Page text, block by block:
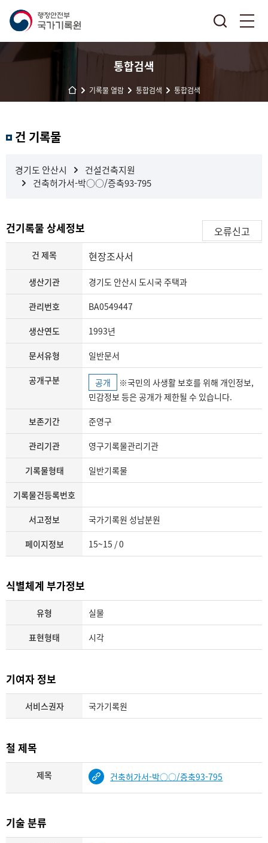
통합검색
기록물 열람 통합검색 통합검색
과 건 기록물
경기도 안산시
건설건축지원
건축허가서-박○○/증축93-795
건기록물 상세정보 오류신고
건 제목 현장조사서
생산기관 경기도 안산시 도시국 주택과
관리번호 BA0549447
생산연도 1993년
문서유형 일반문서
공개구분 공개
민감정보 등은 공개가 제한될 수 있습니다.
보존기간 준영구
관리기관 영구기록물관리기관
기록물형태 일반기록물
기록물건등록번호
서고정보 국가기록원 성남분원
페이지정보 15~15 / 0
식별체계 부가정보
유형 실물
표현형태 시각
기여자 정보
서비스권자 국가기록원
철 제목
제목 건축허가서-박○○/증축93-795
기술 분류